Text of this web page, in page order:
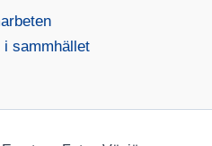
i sammhället